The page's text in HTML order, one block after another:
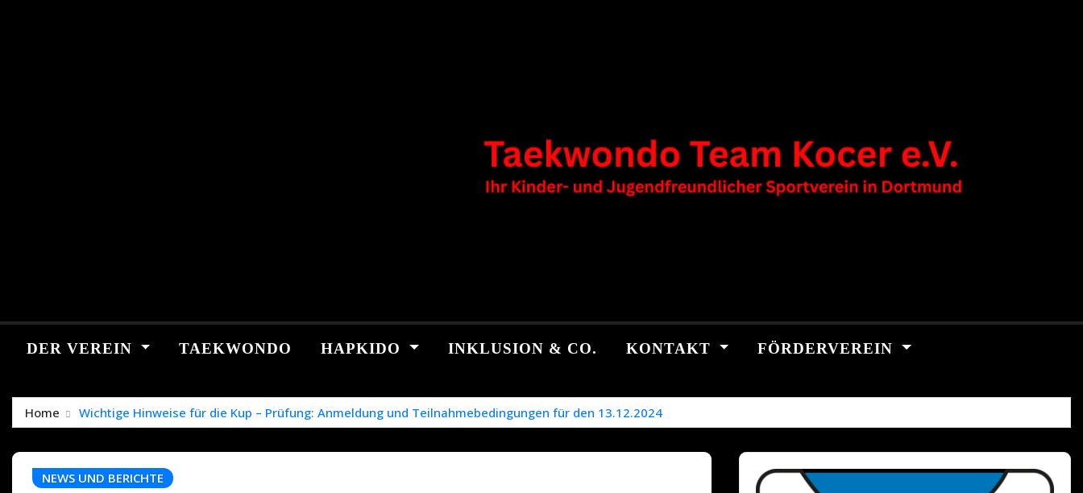
DER VEREIN TAEKWONDO HAPKIDO INKLUSION & CO. KONTAKT FÖRDERVEREIN
Home Wichtige Hinweise für die Kup – Prüfung: Anmeldung und Teilnahmebedingungen für den 13.12.2024
NEWS UND BERICHTE